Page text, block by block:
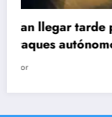
Sube a 21
explosión
agosto 6, 2026